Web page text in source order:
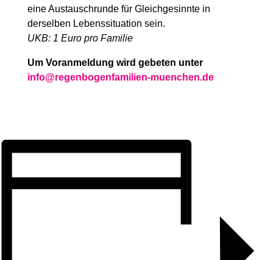
eine Austauschrunde für Gleichgesinnte in
derselben Lebenssituation sein.
UKB: 1 Euro pro Familie
Um Voranmeldung wird gebeten unter
info@regenbogenfamilien-muenchen.de